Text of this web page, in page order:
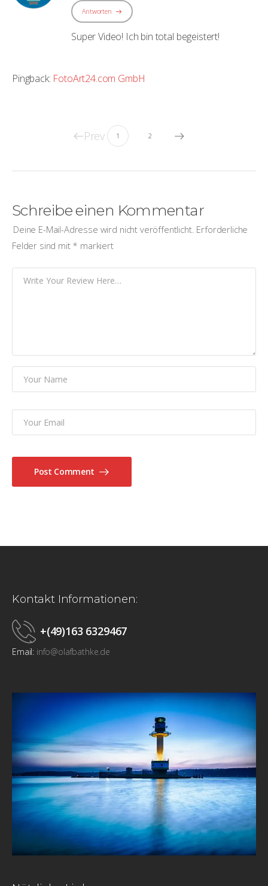
Antworten
Super Video! Ich bin total begeistert!
Pingback: FotoArt24.com GmbH
Prev 1 2
Schreibe einen Kommentar
Deine E-Mail-Adresse wird nicht veröffentlicht. Erforderliche
Felder sind mit * markiert
Post Comment
Kontakt Informationen:
+(49)163 6329467
Email: info@olafbathke.de